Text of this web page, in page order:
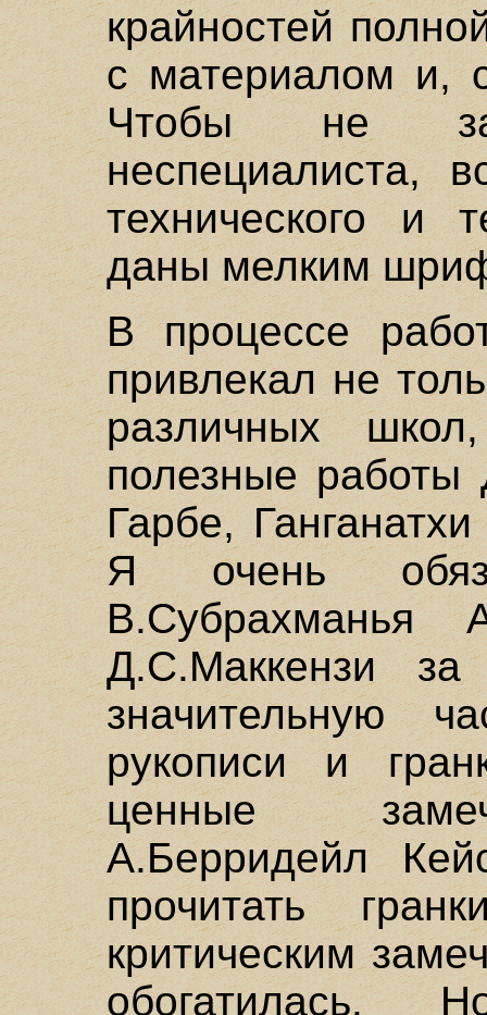
крайностей
с материалом и,
Чтобы не
неспециалиста,
технического и
даны мелким
В процессе
привлекал не
различных
полезные работы
Гарбе,
Я очень
В.Субрахманья
Д.С.Маккензи
значительную
рукописи и
ценные
А.Берридейл
прочитать
критическим
обогатилась.